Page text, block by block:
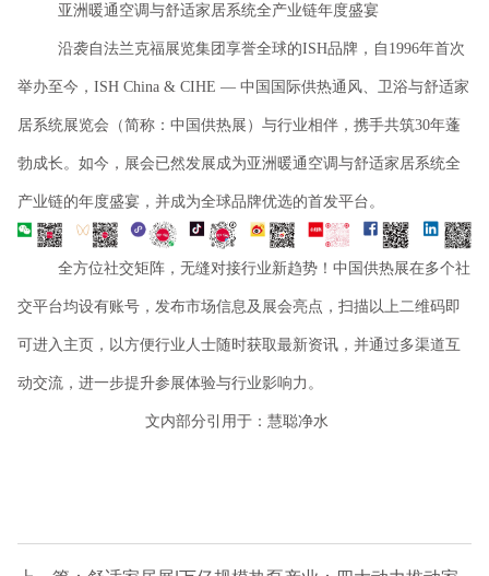
亚洲暖通空调与舒适家居系统全产业链年度盛宴
沿袭自法兰克福展览集团享誉全球的ISH品牌，自1996年首次
举办至今，ISH China & CIHE — 中国国际供热通风、卫浴与舒适家
居系统展览会（简称：中国供热展）与行业相伴，携手共筑30年蓬
勃成长。如今，展会已然发展成为亚洲暖通空调与舒适家居系统全
产业链的年度盛宴，并成为全球品牌优选的首发平台。
全方位社交矩阵，无缝对接行业新趋势！中国供热展在多个社
交平台均设有账号，发布市场信息及展会亮点，扫描以上二维码即
可进入主页，以方便行业人士随时获取最新资讯，并通过多渠道互
动交流，进一步提升参展体验与行业影响力。
文内部分引用于：慧聪净水